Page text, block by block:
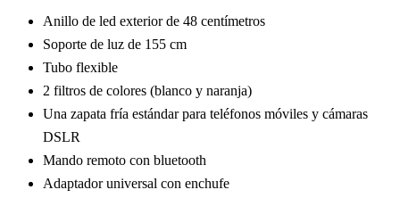
Anillo de led exterior de 48 centímetros
Soporte de luz de 155 cm
Tubo flexible
2 filtros de colores (blanco y naranja)
Una zapata fría estándar para teléfonos móviles y cámaras
DSLR
Mando remoto con bluetooth
Adaptador universal con enchufe